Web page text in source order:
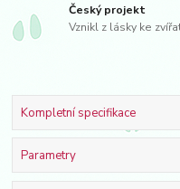
Český projekt
Vznikl z lásky ke
Kompletní specifikace
Parametry